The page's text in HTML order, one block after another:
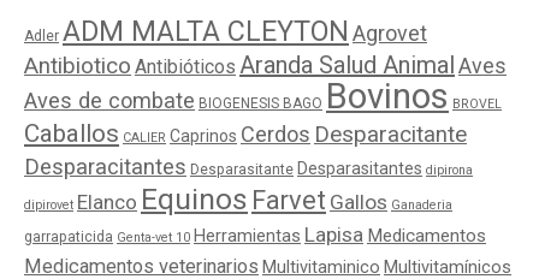
Adler ADM MALTA CLEYTON Agrovet
Antibiotico Antibióticos Aranda Salud AnimalAves
Aves de combate BIOGENESIS BAGO Bovinos BROVEL
Caballos CALIER Caprinos Cerdos Desparacitante
Desparacitantes Desparasitante Desparasitantes dipirona
dipirovet Elanco Equinos Farvet Gallos Ganaderia
garrapaticida Genta-vet 10 Herramientas Lapisa Medicamentos
Medicamentos veterinarios Multivitaminico Multivitamínicos